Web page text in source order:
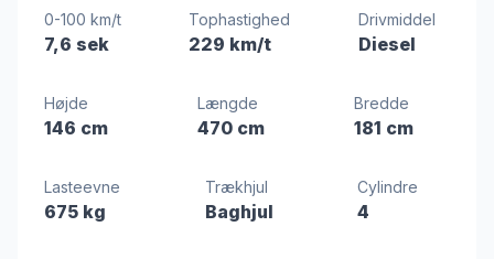
0-100 km/t
7,6 sek
Tophastighed
229 km/t
Drivmiddel
Diesel
Højde
146 cm
Længde
470 cm
Bredde
181 cm
Lasteevne
675 kg
Trækhjul
Baghjul
Cylindre
4